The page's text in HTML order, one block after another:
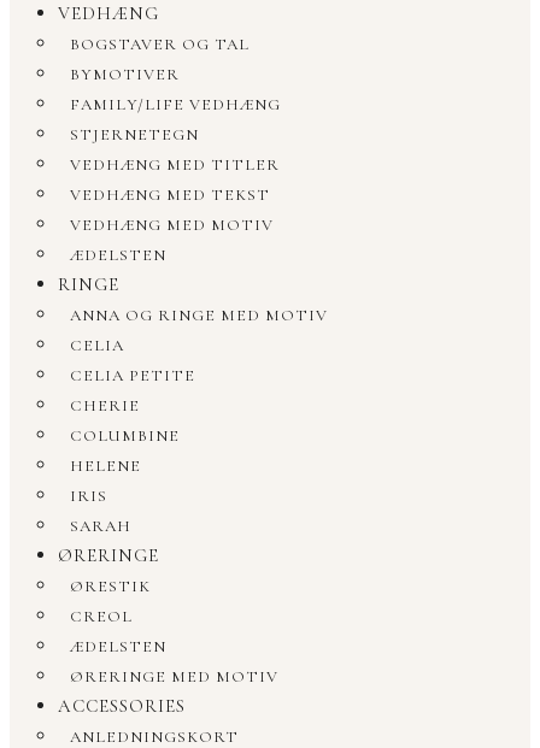
VEDHÆNG
BOGSTAVER OG TAL
BYMOTIVER
FAMILY/LIFE VEDHÆNG
STJERNETEGN
VEDHÆNG MED TITLER
VEDHÆNG MED TEKST
VEDHÆNG MED MOTIV
ÆDELSTEN
RINGE
ANNA OG RINGE MED MOTIV
CELIA
CELIA PETITE
CHERIE
COLUMBINE
HELENE
IRIS
SARAH
ØRERINGE
ØRESTIK
CREOL
ÆDELSTEN
ØRERINGE MED MOTIV
ACCESSORIES
ANLEDNINGSKORT